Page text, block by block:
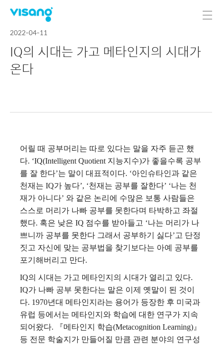
2022-04-11
IQ의 시대는 가고 메타인지의 시대가
온다
어릴 때 공부머리는 따로 있다는 말을 자주 듣곤 했
다. ‘IQ(Intelligent Quotient 지능지수)가 좋을수록 공부
를 잘 한다’는 말이 대표적이다. ‘아인슈타인과 같은
천재는 IQ가 높다’, ‘천재는 공부를 잘한다’ ‘나는 천
재가 아니다’ 와 같은 논리에 수많은 보통 사람들은
스스로 머리가 나빠 공부를 못한다며 타박하고 좌절
했다. 혹은 낮은 IQ 점수를 받아들고 ‘나는 머리가 나
쁘니까 공부를 못한다 그래서 공부하기 싫다’고 단정
짓고 자신에 맞는 공부법을 찾기보다는 아예 공부를
포기해버리고 만다.
IQ의 시대는 가고 메타인지의 시대가 열리고 있다.
IQ가 나빠 공부 못한다는 말은 이제 옛말이 된 것이
다. 1970년대 메타인지라는 용어가 등장한 후 미국과
유럽 등에서는 메타인지와 학습에 대한 연구가 지속
되어왔다. 『메타인지 학습(Metacognition Learning)』
등 전문 학술지가 만들어질 만큼 관련 분야의 연구성